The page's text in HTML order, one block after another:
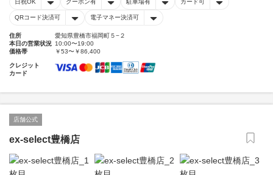
日祝OK クーポン有 駐車場有 カード可
QRコード決済可 電子マネー決済可
住所
愛知県豊橋市福岡町５−２
本日の営業状況 10:00〜19:00
価格帯
￥53〜￥86,400
クレジット
カード
店舗公式
ex-select豊橋店